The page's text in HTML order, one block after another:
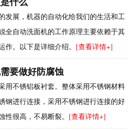
发展，机器的自动化给我们的生活和工
全自动洗面机的工作原理主要依赖于其
作。以下是详细介绍。 [查看详情+]
要做好防腐蚀
用不锈铝板衬套。整体采用不锈钢材料
钢进行连接，采用不锈钢进行连接的好
性很高，不易断裂。 [查看详情+]